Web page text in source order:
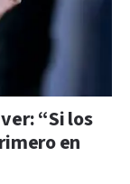
“Si los
en